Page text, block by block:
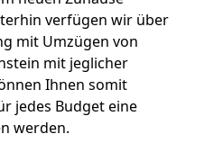
verfügen wir über
mit Umzügen von
mit jeglicher
Ihnen somit
jedes Budget eine
werden.